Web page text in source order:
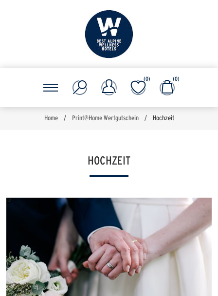
(0) (0)
Home / Print@Home Wertgutschein / Hochzeit
HOCHZEIT